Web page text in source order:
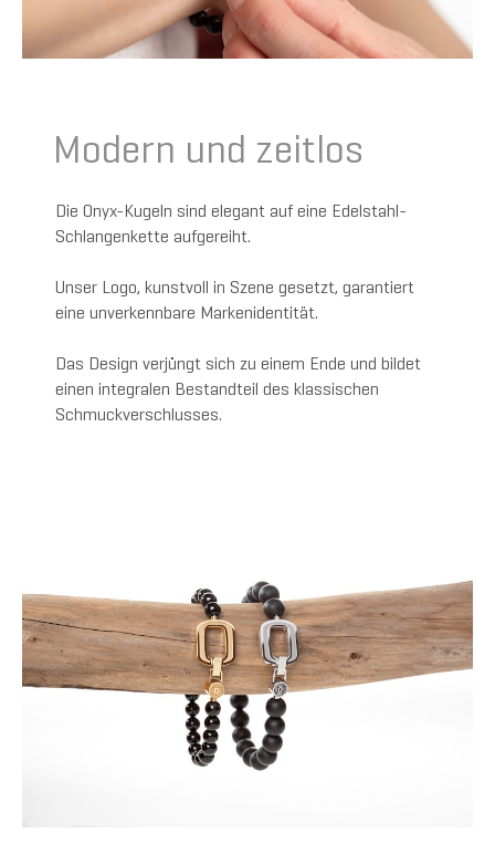
Modern und zeitlos
Die Onyx-Kugeln sind elegant auf eine Edelstahl-
Schlangenkette aufgereiht.
Unser Logo, kunstvoll in Szene gesetzt, garantiert
eine unverkennbare Markenidentität.
Das Design verjüngt sich zu einem Ende und bildet
einen integralen Bestandteil des klassischen
Schmuckverschlusses.